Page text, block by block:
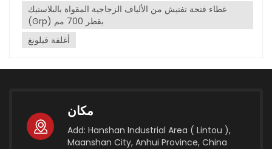
غطاء فتحة تفتيش من الألياف الزجاجية المقواة بالبلاستيك
(Grp) بقطر 700 مم
أغلفة فيلونغ
مكان
Add: Hanshan Industrial Area ( Lintou ),
Maanshan City, Anhui Province, China